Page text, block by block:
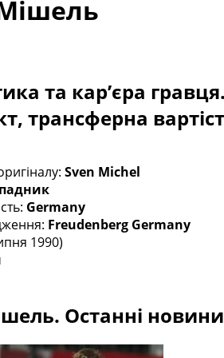
Чемпіонів
Прем’єр-Ліга
Ла Ліга
Світу. Турнирні таблиці
УПЛ
Ліга
АПЛ
Ла Ліги
Ліги Чемпіонів
країн УЄФА
ФІФА
та кар’єра
трансферна
Sven Michel
Germany
Freudenberg Germany
1990)
Останні